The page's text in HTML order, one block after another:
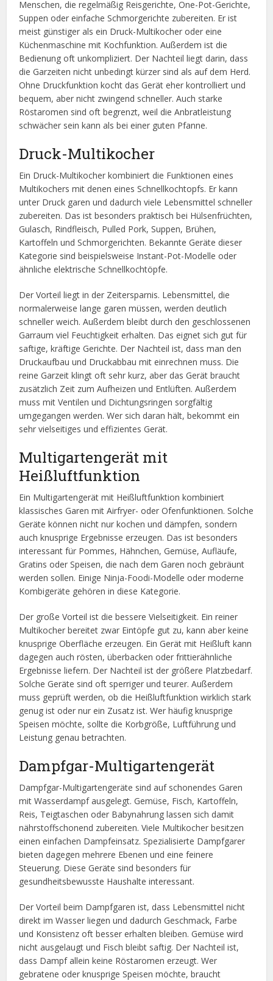
Menschen, die regelmäßig Reisgerichte, One-Pot-Gerichte,
Suppen oder einfache Schmorgerichte zubereiten. Er ist
meist günstiger als ein Druck-Multikocher oder eine
Küchenmaschine mit Kochfunktion. Außerdem ist die
Bedienung oft unkompliziert. Der Nachteil liegt darin, dass
die Garzeiten nicht unbedingt kürzer sind als auf dem Herd.
Ohne Druckfunktion kocht das Gerät eher kontrolliert und
bequem, aber nicht zwingend schneller. Auch starke
Röstaromen sind oft begrenzt, weil die Anbratleistung
schwächer sein kann als bei einer guten Pfanne.
Druck-Multikocher
Ein Druck-Multikocher kombiniert die Funktionen eines
Multikochers mit denen eines Schnellkochtopfs. Er kann
unter Druck garen und dadurch viele Lebensmittel schneller
zubereiten. Das ist besonders praktisch bei Hülsenfrüchten,
Gulasch, Rindfleisch, Pulled Pork, Suppen, Brühen,
Kartoffeln und Schmorgerichten. Bekannte Geräte dieser
Kategorie sind beispielsweise Instant-Pot-Modelle oder
ähnliche elektrische Schnellkochtöpfe.
Der Vorteil liegt in der Zeitersparnis. Lebensmittel, die
normalerweise lange garen müssen, werden deutlich
schneller weich. Außerdem bleibt durch den geschlossenen
Garraum viel Feuchtigkeit erhalten. Das eignet sich gut für
saftige, kräftige Gerichte. Der Nachteil ist, dass man den
Druckaufbau und Druckabbau mit einrechnen muss. Die
reine Garzeit klingt oft sehr kurz, aber das Gerät braucht
zusätzlich Zeit zum Aufheizen und Entlüften. Außerdem
muss mit Ventilen und Dichtungsringen sorgfältig
umgegangen werden. Wer sich daran hält, bekommt ein
sehr vielseitiges und effizientes Gerät.
Multigartengerät mit
Heißluftfunktion
Ein Multigartengerät mit Heißluftfunktion kombiniert
klassisches Garen mit Airfryer- oder Ofenfunktionen. Solche
Geräte können nicht nur kochen und dämpfen, sondern
auch knusprige Ergebnisse erzeugen. Das ist besonders
interessant für Pommes, Hähnchen, Gemüse, Aufläufe,
Gratins oder Speisen, die nach dem Garen noch gebräunt
werden sollen. Einige Ninja-Foodi-Modelle oder moderne
Kombigeräte gehören in diese Kategorie.
Der große Vorteil ist die bessere Vielseitigkeit. Ein reiner
Multikocher bereitet zwar Eintöpfe gut zu, kann aber keine
knusprige Oberfläche erzeugen. Ein Gerät mit Heißluft kann
dagegen auch rösten, überbacken oder frittierähnliche
Ergebnisse liefern. Der Nachteil ist der größere Platzbedarf.
Solche Geräte sind oft sperriger und teurer. Außerdem
muss geprüft werden, ob die Heißluftfunktion wirklich stark
genug ist oder nur ein Zusatz ist. Wer häufig knusprige
Speisen möchte, sollte die Korbgröße, Luftführung und
Leistung genau betrachten.
Dampfgar-Multigartengerät
Dampfgar-Multigartengeräte sind auf schonendes Garen
mit Wasserdampf ausgelegt. Gemüse, Fisch, Kartoffeln,
Reis, Teigtaschen oder Babynahrung lassen sich damit
nährstoffschonend zubereiten. Viele Multikocher besitzen
einen einfachen Dampfeinsatz. Spezialisierte Dampfgarer
bieten dagegen mehrere Ebenen und eine feinere
Steuerung. Diese Geräte sind besonders für
gesundheitsbewusste Haushalte interessant.
Der Vorteil beim Dampfgaren ist, dass Lebensmittel nicht
direkt im Wasser liegen und dadurch Geschmack, Farbe
und Konsistenz oft besser erhalten bleiben. Gemüse wird
nicht ausgelaugt und Fisch bleibt saftig. Der Nachteil ist,
dass Dampf allein keine Röstaromen erzeugt. Wer
gebratene oder knusprige Speisen möchte, braucht